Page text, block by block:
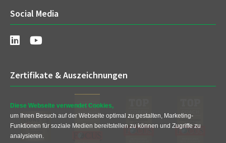
Social Media
Zertifikate & Auszeichnungen
Diese Webseite verwendet Cookies,
um Ihren Besuch auf der Webseite optimal zu gestalten, Marketing-
Funktionen für soziale Medien bereitstellen zu können und Zugriffe zu
analysieren.